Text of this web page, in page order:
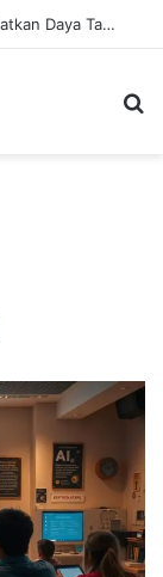
Strategi Kesehatan Harian untuk Meningkatkan Daya Tahan Tubuh dalam Beraktivitas